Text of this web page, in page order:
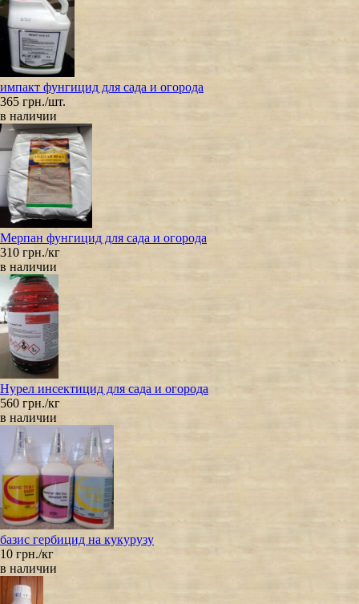
импакт фунгицид для сада и огорода
365 грн./шт.
в наличии
Мерпан фунгицид для сада и огорода
310 грн./кг
в наличии
Нурел инсектицид для сада и огорода
560 грн./кг
в наличии
базис гербицид на кукурузу
10 грн./кг
в наличии